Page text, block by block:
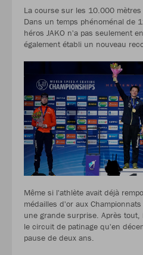
La course sur les 10.000
Dans un temps phénoménal de
héros JAKO n'a pas seulement
également établi un nouveau
Même si l'athlète avait déjà
médailles d'or aux
une grande surprise. Après
le circuit de patinage qu'en
pause de deux ans.